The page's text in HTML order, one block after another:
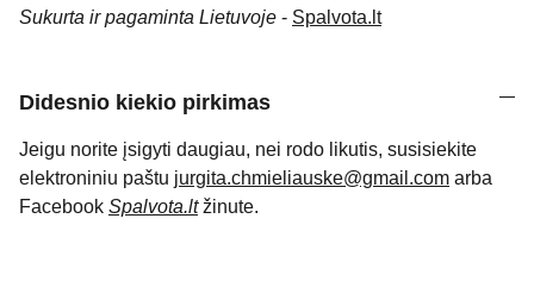
Sukurta ir pagaminta Lietuvoje - Spalvota.lt
Didesnio kiekio pirkimas
Jeigu norite įsigyti daugiau, nei rodo likutis, susisiekite
elektroniniu paštu jurgita.chmieliauske@gmail.com arba
Facebook Spalvota.lt žinute.